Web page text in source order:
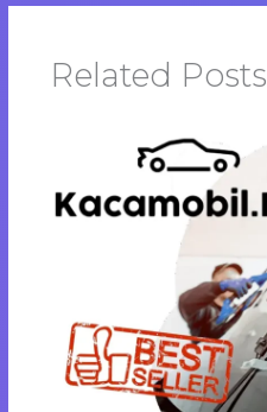
Related Posts